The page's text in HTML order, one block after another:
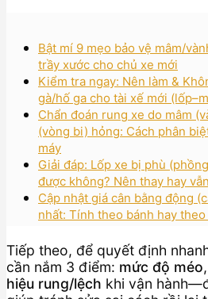
Bật mí 9 mẹo bảo vệ mâm/
trầy xước cho chủ xe mới
Kiểm tra ngay: Nên làm &
gà/hố ga cho tài xế mới
Chẩn đoán rung xe do mâm
(vòng bi) hỏng: Cách phân
máy
Giải đáp: Lốp xe bị phù
được không? Nên thay hay
Cập nhật giá cân bằng động
nhất: Tính theo bánh hay
Tiếp theo, để quyết định
cần nắm 3 điểm: mức độ méo,
hiệu rung/lệch khi vận